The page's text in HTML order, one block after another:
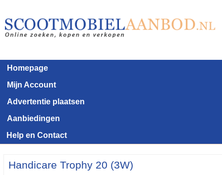
Homepage
Mijn Account
Advertentie plaatsen
Aanbiedingen
Help en Contact
Handicare Trophy 20 (3W)